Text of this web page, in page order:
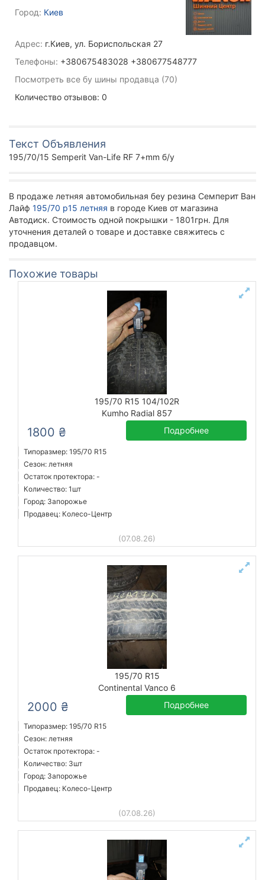
Город: Киев
Адрес: г.Киев, ул. Бориспольская 27
Телефоны: +380675483028 +380677548777
Посмотреть все бу шины продавца (70)
Количество отзывов: 0
Текст Объявления
195/70/15 Semperit Van-Life RF 7+mm б/у
В продаже летняя автомобильная беу резина Семперит Ван
Лайф 195/70 р15 летняя в городе Киев от магазина
Автодиск. Стоимость одной покрышки - 1801грн. Для
уточнения деталей о товаре и доставке свяжитесь с
продавцом.
Похожие товары
195/70 R15 104/102R
Kumho Radial 857
1800 ₴ Подробнее
Типоразмер: 195/70 R15
Сезон: летняя
Остаток протектора: -
Количество: 1шт
Город: Запорожье
Продавец: Колесо-Центр
(07.08.26)
195/70 R15
Continental Vanco 6
2000 ₴ Подробнее
Типоразмер: 195/70 R15
Сезон: летняя
Остаток протектора: -
Количество: 3шт
Город: Запорожье
Продавец: Колесо-Центр
(07.08.26)